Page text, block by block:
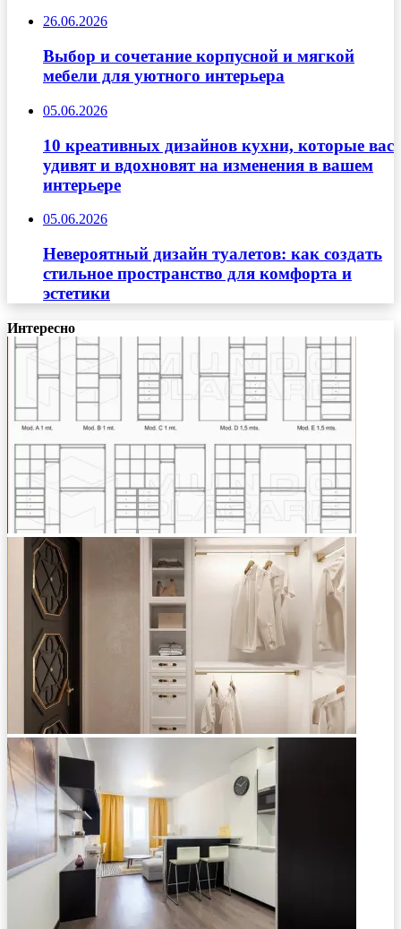
26.06.2026
Выбор и сочетание корпусной и мягкой
мебели для уютного интерьера
05.06.2026
10 креативных дизайнов кухни, которые вас
удивят и вдохновят на изменения в вашем
интерьере
05.06.2026
Невероятный дизайн туалетов: как создать
стильное пространство для комфорта и
эстетики
Интересно